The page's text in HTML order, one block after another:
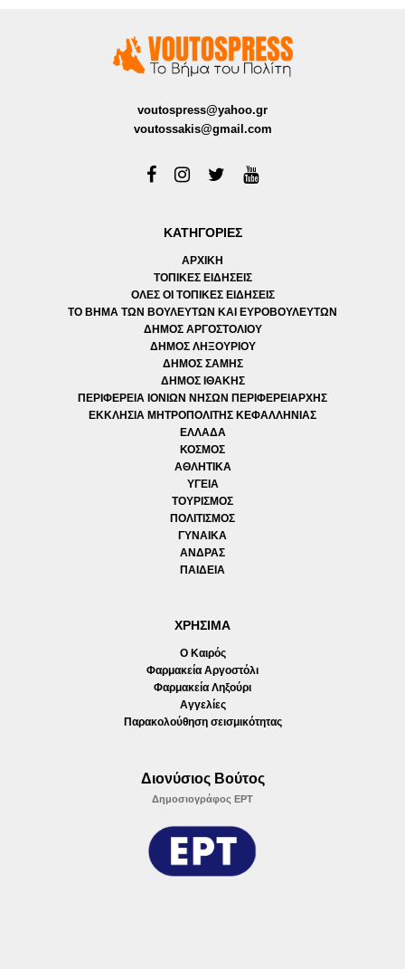
voutospress@yahoo.gr
voutossakis@gmail.com
ΚΑΤΗΓΟΡΙΕΣ
ΑΡΧΙΚΗ
ΤΟΠΙΚΕΣ ΕΙΔΗΣΕΙΣ
ΟΛΕΣ ΟΙ ΤΟΠΙΚΕΣ ΕΙΔΗΣΕΙΣ
ΤΟ ΒΗΜΑ ΤΩΝ ΒΟΥΛΕΥΤΩΝ ΚΑΙ ΕΥΡΟΒΟΥΛΕΥΤΩΝ
ΔΗΜΟΣ ΑΡΓΟΣΤΟΛΙΟΥ
ΔΗΜΟΣ ΛΗΞΟΥΡΙΟΥ
ΔΗΜΟΣ ΣΑΜΗΣ
ΔΗΜΟΣ ΙΘΑΚΗΣ
ΠΕΡΙΦΕΡΕΙΑ ΙΟΝΙΩΝ ΝΗΣΩΝ ΠΕΡΙΦΕΡΕΙΑΡΧΗΣ
ΕΚΚΛΗΣΙΑ ΜΗΤΡΟΠΟΛΙΤΗΣ ΚΕΦΑΛΛΗΝΙΑΣ
ΕΛΛΑΔΑ
ΚΟΣΜΟΣ
ΑΘΛΗΤΙΚΑ
ΥΓΕΙΑ
ΤΟΥΡΙΣΜΟΣ
ΠΟΛΙΤΙΣΜΟΣ
ΓΥΝΑΙΚΑ
ΑΝΔΡΑΣ
ΠΑΙΔΕΙΑ
ΧΡΗΣΙΜΑ
Ο Καιρός
Φαρμακεία Αργοστόλι
Φαρμακεία Ληξούρι
Αγγελίες
Παρακολούθηση σεισμικότητας
Διονύσιος Βούτος
Δημοσιογράφος ΕΡΤ